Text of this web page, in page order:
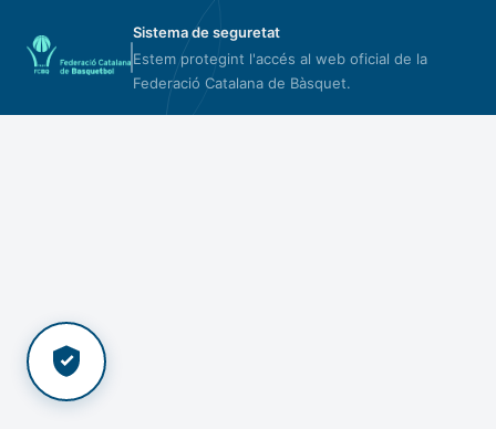
Sistema de seguretat
Estem protegint l'accés al web oficial de la
Federació Catalana de Bàsquet.